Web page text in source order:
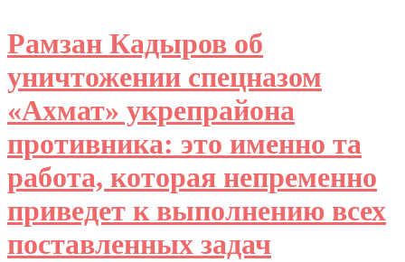
Рамзан Кадыров об
уничтожении спецназом
«Ахмат» укрепрайона
противника: это именно та
работа, которая непременно
приведет к выполнению всех
поставленных задач